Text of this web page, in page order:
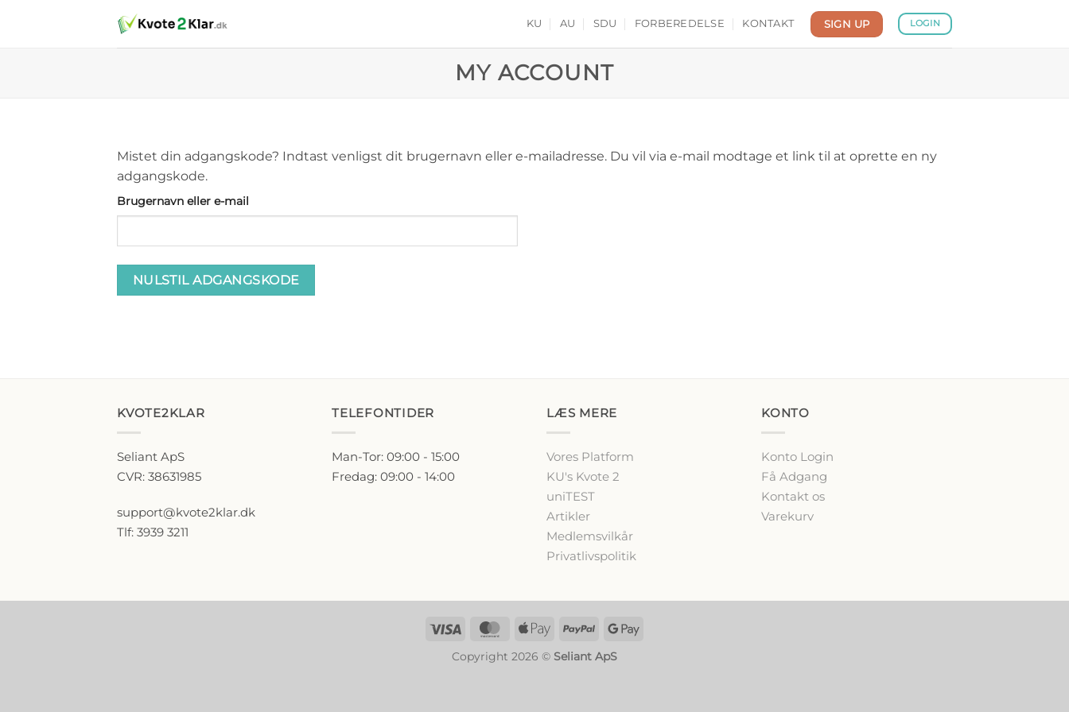
KU AU SDU FORBEREDELSE KONTAKT SIGN UP LOGIN
MY ACCOUNT
Mistet din adgangskode? Indtast venligst dit brugernavn eller e-mailadresse. Du vil via e-mail modtage et link til at oprette en ny
adgangskode.
Brugernavn eller e-mail
NULSTIL ADGANGSKODE
KVOTE2KLAR
Seliant ApS
CVR: 38631985
support@kvote2klar.dk
Tlf: 3939 3211
TELEFONTIDER
Man-Tor: 09:00 - 15:00
Fredag: 09:00 - 14:00
LÆS MERE
Vores Platform
KU's Kvote 2
uniTEST
Artikler
Medlemsvilkår
Privatlivspolitik
KONTO
Konto Login
Få Adgang
Kontakt os
Varekurv
Visa MasterCard
Apple
PayPal Google
Copyright 2026 © Seliant ApS